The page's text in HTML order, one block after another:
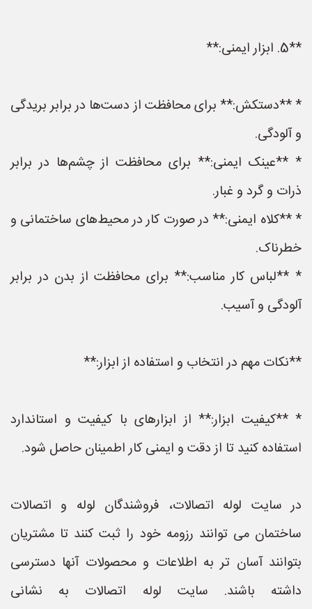
**5. ابزار ایمنی:**
* **دستکش:** برای محافظت از دست‌ها در برابر بریدگی
و آلودگی.
* **عینک ایمنی:** برای محافظت از چشم‌ها در برابر
ذرات و گرد و غبار.
* **کلاه ایمنی:** در صورت کار در محیط‌های ساختمانی و
خطرناک.
* **لباس کار مناسب:** برای محافظت از بدن در برابر
آلودگی و آسیب.
**نکات مهم در انتخاب و استفاده از ابزار:**
* **کیفیت ابزار:** از ابزارهای با کیفیت و استاندارد
استفاده کنید تا از دقت و ایمنی کار اطمینان حاصل شود.
در سایت لوله اتصالات، فروشندگان لوله و اتصالات
ساختمان می توانند رزومه خود را ثبت کنند تا مشتریان
بتوانند آسان تر به اطلاعات و محصولات آنها دسترسی
داشته باشند. سایت لوله اتصالات به نشانی